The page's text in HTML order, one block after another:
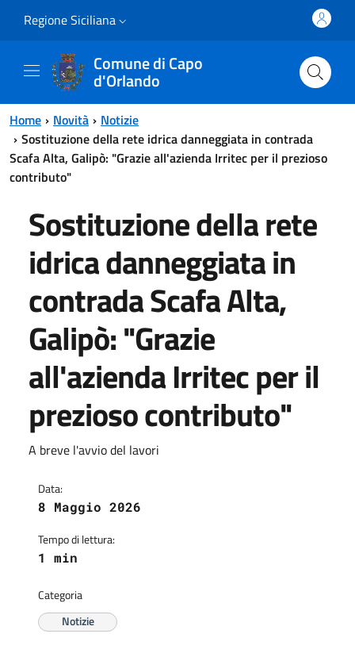
Regione Siciliana
Comune di Capo
d'Orlando
Home Novità
Notizie
Sostituzione della rete idrica danneggiata in contrada
Scafa Alta, Galipò: "Grazie all'azienda Irritec per il prezioso
contributo"
Sostituzione della rete
idrica danneggiata in
contrada Scafa Alta,
Galipò: "Grazie
all'azienda Irritec per il
prezioso contributo"
A breve l'avvio del lavori
Data:
8 Maggio 2026
Tempo di lettura:
1 min
Categoria
Notizie